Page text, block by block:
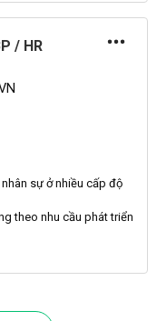
/ HR
sự ở nhiều cấp độ
theo nhu cầu phát triển